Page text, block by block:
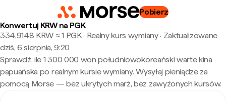
Pobierz
Konwertuj KRW na PGK
334,9148 KRW ≈ 1 PGK · Realny kurs wymiany· Zaktualizowane
dziś, 6 sierpnia, 9:20
Sprawdź, ile 1 300 000 won południowokoreański warte kina
papuańska po realnym kursie wymiany. Wysyłaj pieniądze za
pomocą Morse — bez ukrytych marż, bez zawyżonych kursów.